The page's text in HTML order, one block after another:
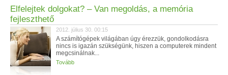
Elfelejtek dolgokat? – Van megoldás, a memória
fejleszthető
2012. július 30. 00:15
A számítógépek világában úgy érezzük, gondolkodásra
nincs is igazán szükségünk, hiszen a computerek mindent
megcsinálnak...
Tovább